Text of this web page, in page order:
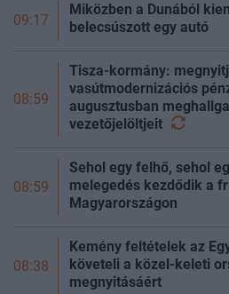
09:17
Miközben a Dunából
belecsúszott egy autó
08:59
Tisza-kormány:
vasútmodernizációs
augusztusban
vezetőjelöltjeit
08:59
Sehol egy felhő, sehol
melegedés kezdődik a
Magyarországon
08:38
Kemény feltételek az
követeli a közel-keleti
megnyitásáért